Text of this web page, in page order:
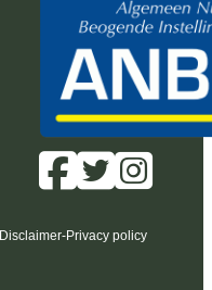
Disclaimer-Privacy policy